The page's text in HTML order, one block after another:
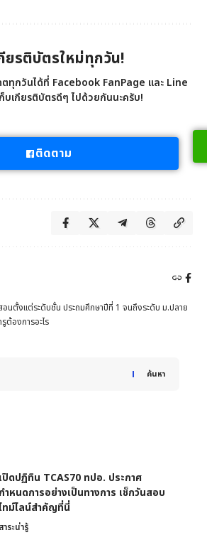
ยรติบัตรใหม่ทุกวัน!
ทุกวันได้ที่ Facebook FanPage และ Line
บเกียรติบัตรดีๆ ไปด้วยกันนะครับ!
ติดตาม
สอนตั้งแต่ระดับชั้น ประถมศึกษาปีที่ 1 จนถึงระดับ ม.ปลาย
ต้องการอะไร
ค้นหา
results are available use up and
เปิดปฏิทิน TCAS70 ทปอ. ประกาศ
กำหนดการอย่างเป็นทางการ เช็กวันสอบ
ทม์ไลน์สำคัญที่นี่
สาระน่ารู้